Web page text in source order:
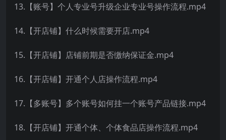
13.【账号】个人专业号升级企业专业号操作流程.mp4
14.【开店铺】什么时候需要开店.mp4
15.【开店铺】店铺前期是否缴纳保证金.mp4
16.【开店铺】开通个人店操作流程.mp4
17.【多账号】多个账号如何挂一个账号产品链接.mp4
18.【开店铺】开通个体、个体食品店操作流程.mp4